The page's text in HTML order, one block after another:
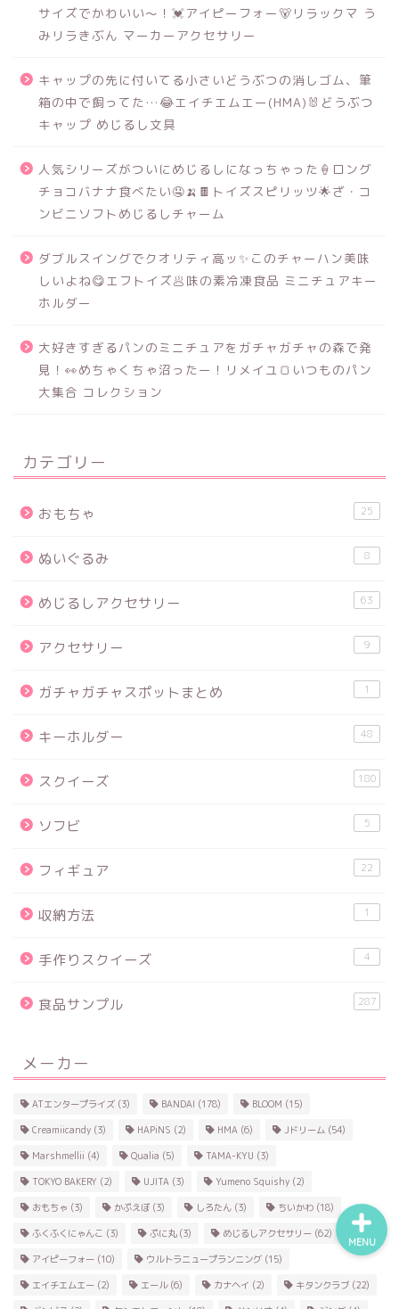
サイズでかわいい～！💓アイピーフォー🐻リラックマ う
みリラきぶん マーカーアクセサリー
キャップの先に付いてる小さいどうぶつの消しゴム、筆
箱の中で飼ってた…😂エイチエムエー(HMA)🐰どうぶつ
キャップ めじるし文具
人気シリーズがついにめじるしになっちゃった🍦ロング
チョコバナナ食べたい🤤🍌🍫トイズスピリッツ🌟ざ・コ
ンビニソフトめじるしチャーム
ダブルスイングでクオリティ高ッ✨このチャーハン美味
しいよね😋エフトイズ🥟味の素冷凍食品 ミニチュアキー
ホルダー
大好きすぎるパンのミニチュアをガチャガチャの森で発
見！👀めちゃくちゃ沼ったー！リメイユ🍞いつものパン
大集合 コレクション
カテゴリー
おもちゃ 25
ぬいぐるみ 8
めじるしアクセサリー 63
アクセサリー 9
ガチャガチャスポットまとめ 1
キーホルダー 48
スクイーズ 180
ソフビ 5
フィギュア 22
収納方法 1
手作りスクイーズ 4
食品サンプル 287
メーカー
ATエンタープライズ (3) BANDAI (178) BLOOM (15)
Creamiicandy (3) HAPiNS (2) HMA (6) Jドリーム (54)
Marshmellii (4) Qualia (5) TAMA-KYU (3)
TOKYO BAKERY (2) UJITA (3) Yumeno Squishy (2)
おもちゃ (3) かぷえぼ (3) しろたん (3) ちいかわ (18)
ふくふくにゃんこ (3) ぷに丸(3) めじるしアクセサリー (62)
アイピーフォー (10) ウルトラニュープランニング (15)
エイチエムエー (2) エール(6) カナヘイ (2) キタンクラブ (22)
MENU
BANDAI
トイスピ